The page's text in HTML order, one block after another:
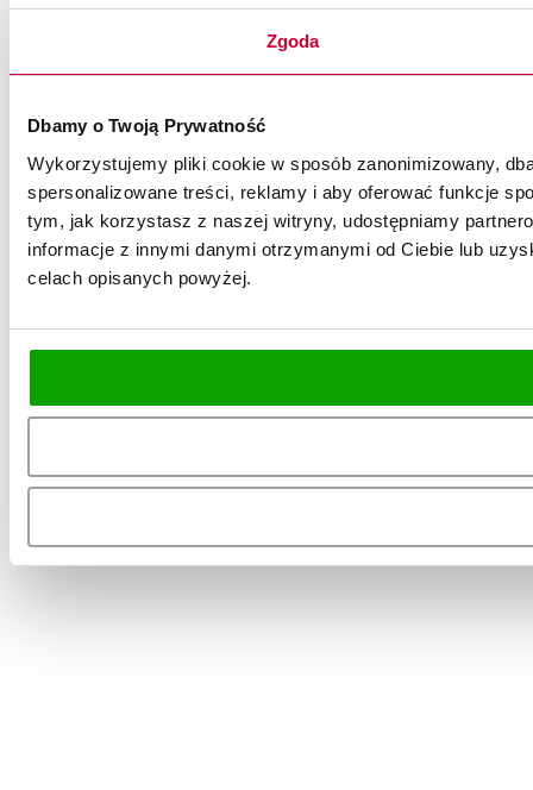
Zgoda
Dbamy o Twoją Prywatność
Wykorzystujemy pliki cookie w sposób zanonimizowany,
spersonalizowane treści, reklamy i aby oferować funkcje
tym, jak korzystasz z naszej witryny, udostępniamy
informacje z innymi danymi otrzymanymi od Ciebie lub
celach opisanych powyżej.